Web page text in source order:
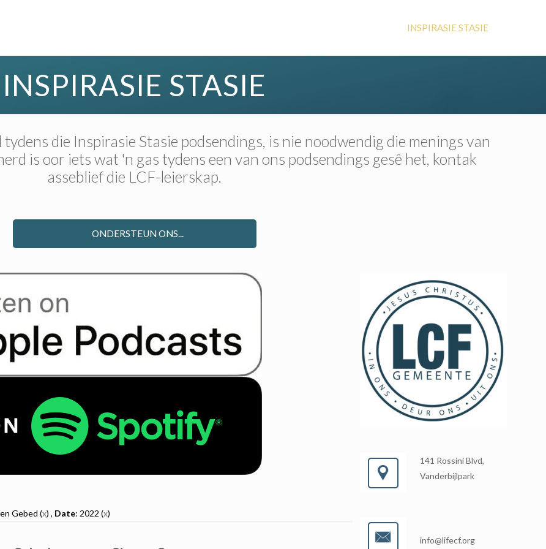
INSPIRASIE STASIE
INSPIRASIE STASIE
die Inspirasie Stasie podsendings, is nie noodwendig die menings van
is oor iets wat 'n gas tydens een van ons podsendings gesê het, kontak
asseblief die LCF-leierskap.
ONDERSTEUN ONS...
Gebed (x) , Date: 2022 (x)
141 Rossini Blvd,
Vanderbijlpark
info@lifecf.org